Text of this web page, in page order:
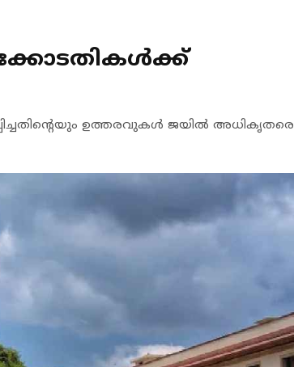
ഉത്തരവുകള്‍ ജയില്‍ അധികൃതരെ